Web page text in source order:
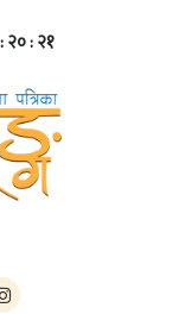
२० : २१